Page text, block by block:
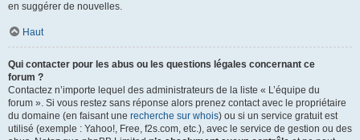
en suggérer de nouvelles.
Haut
Qui contacter pour les abus ou les questions légales concernant ce
forum ?
Contactez n’importe lequel des administrateurs de la liste « L’équipe du
forum ». Si vous restez sans réponse alors prenez contact avec le propriétaire
du domaine (en faisant une recherche sur whois) ou si un service gratuit est
utilisé (exemple : Yahoo!, Free, f2s.com, etc.), avec le service de gestion ou des